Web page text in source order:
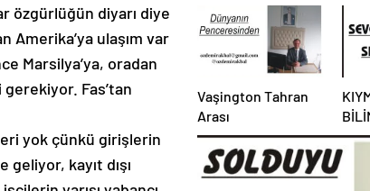
özgürlüğün diyarı diye
Amerika’ya ulaşım var
Marsilya’ya, oradan
gerekiyor. Fas’tan
yok çünkü girişlerin
kayıt dışı
Vaşington Tahran
Arası